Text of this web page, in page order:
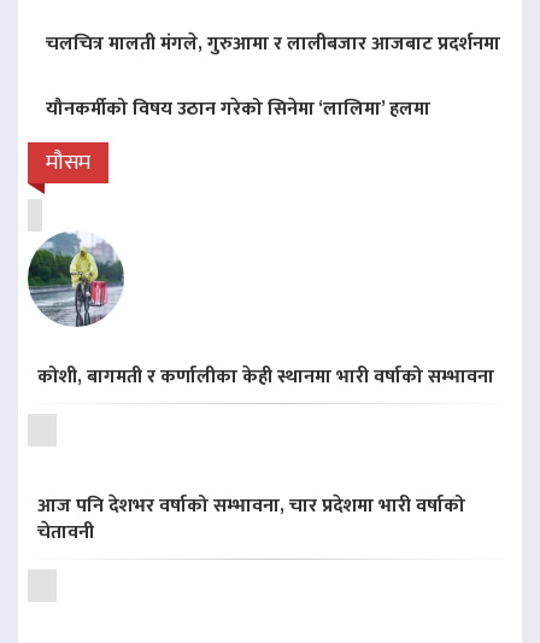
चलचित्र मालती मंगले, गुरुआमा र लालीबजार आजबाट प्रदर्शनमा
यौनकर्मीको विषय उठान गरेको सिनेमा ‘लालिमा’ हलमा
मौसम
कोशी, बागमती र कर्णालीका केही स्थानमा भारी वर्षाको सम्भावना
आज पनि देशभर वर्षाको सम्भावना, चार प्रदेशमा भारी वर्षाको
चेतावनी